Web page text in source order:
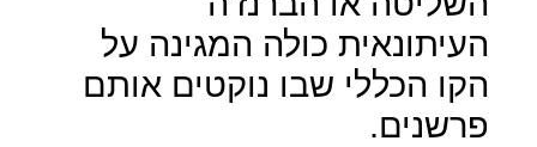
העיתונאית כולה המגינה על
הקו הכללי שבו נוקטים אותם
פרשנים.